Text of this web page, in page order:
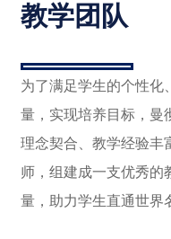
教学团队
为了满足学生的个性化
量，实现培养目标，曼
理念契合、教学经验丰
师，组建成一支优秀的
量，助力学生直通世界